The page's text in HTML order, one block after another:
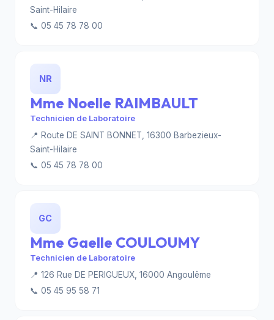
Saint-Hilaire
📞 05 45 78 78 00
NR
Mme Noelle RAIMBAULT
Technicien de Laboratoire
📍 Route DE SAINT BONNET, 16300 Barbezieux-
Saint-Hilaire
📞 05 45 78 78 00
GC
Mme Gaelle COULOUMY
Technicien de Laboratoire
📍 126 Rue DE PERIGUEUX, 16000 Angoulême
📞 05 45 95 58 71